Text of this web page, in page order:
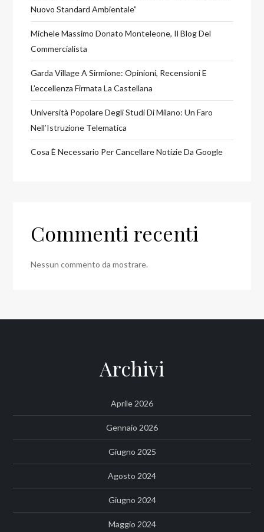
Nuovo Standard Ambientale”
Michele Massimo Donato Monteleone, Il Blog Del
Commercialista
Garda Village A Sirmione: Opinioni, Recensioni E
L’eccellenza Firmata La Castellana
Università Popolare Degli Studi Di Milano: Un Faro
Nell’Istruzione Telematica
Cosa È Necessario Per Cancellare Notizie Da Google
Commenti recenti
Nessun commento da mostrare.
Archivi
Aprile 2026
Gennaio 2026
Giugno 2025
Agosto 2024
Giugno 2024
Maggio 2024